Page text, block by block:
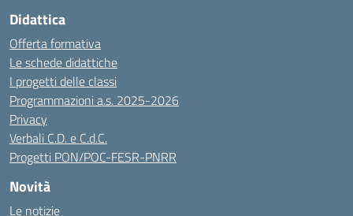
Didattica
Offerta formativa
Le schede didattiche
I progetti delle classi
Programmazioni a.s. 2025-2026
Privacy
Verbali C.D. e C.d.C.
Progetti PON/POC-FESR-PNRR
Novità
Le notizie